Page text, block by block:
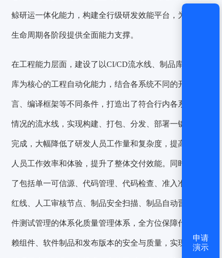
鲸研运一体化能力，构建全行级研发效能平台，为研发全
生命周期各阶段提供全面能力支撑。
在工程能力层面，建设了以CI/CD流水线、制品库、代码
库为核心的工程自动化能力，结合各系统不同的开发语
言、编译框架等不同条件，打造出了符合行内各系统实际
情况的流水线， 实现构建、打包、分发、部署一键自动化
完成 ，大幅降低了研发人员工作量和复杂度，提高了研发
人员工作效率和体验，提升了整体交付效能。同时，建设
了包括单一可信源、代码管理、代码检查、准入准出质量
红线、人工审核节点、制品安全扫描、制品自动晋级及软
件测试管理的体系化质量管理体系，全方位保障代码、依
赖组件、软件制品和发布版本的安全与质量，实现了质量
申请
演示